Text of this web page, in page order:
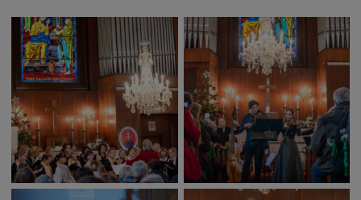
Podujatie
Cyklomesto
Rekonštrukcia
História
Turizmus
Slnečné jazerá
Zdravotníctvo